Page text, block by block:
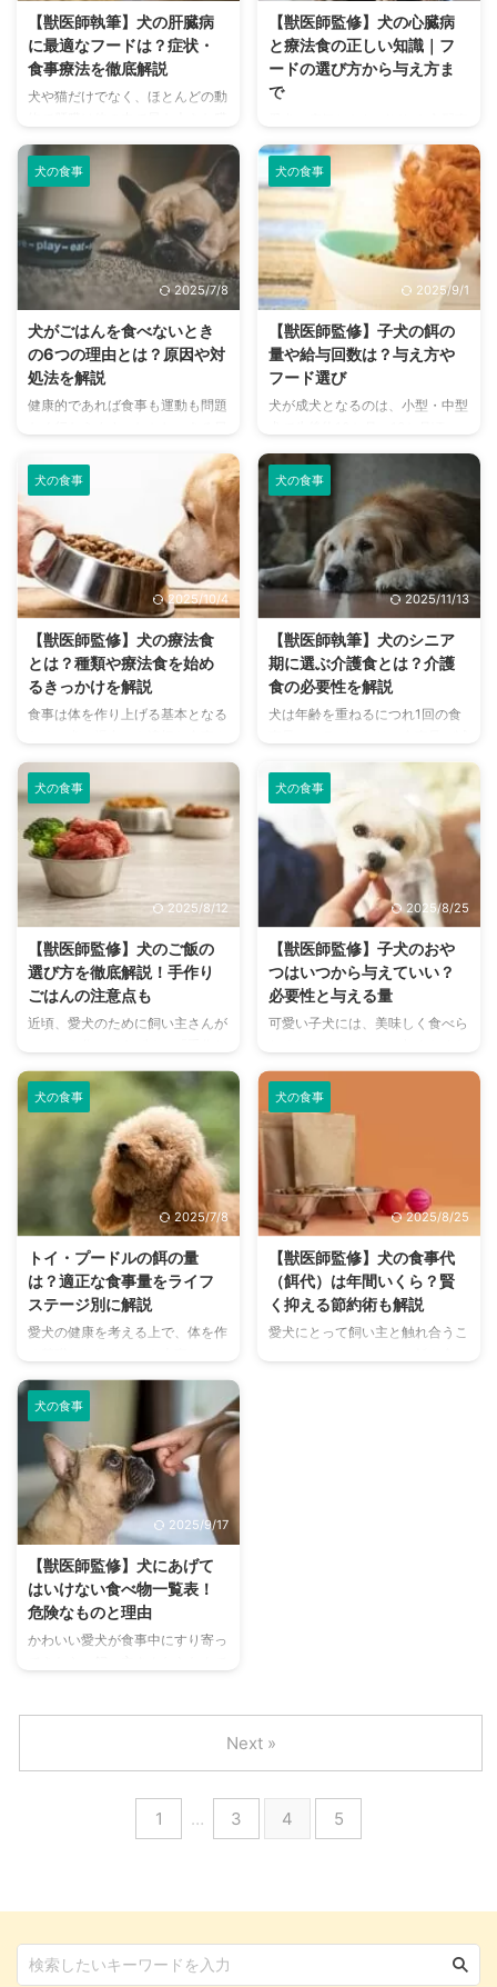
ぜひ参考にしてくださいね。 こ
の記事の結論 子犬がごはんを食
べない理由は「フードが合わな
い、ストレスを抱えている」など
さまざま 病気やケガが原因で食
痢などの症状があれば動物病院へ
...
軽減するための食事療法として腎
臓病用の療法食は治療の大きな柱
のひとつです。 今回はそんな犬
の腎不全の特徴や腎臓病療法食の
必要性、どんなフードがあるの
ます。 この記事の結論 犬の腎臓
...
【獣医師執筆】犬の肝臓病
に最適なフードは？症状・
食事療法を徹底解説
犬や猫だけでなく、ほとんどの動
器です。 代謝作用や解毒作用な
ど生きていく上で欠かすことので
きない、さまざまな機能を担って
いるとても重要な臓器です。 一
方で肝臓は“沈黙の臓器”とも呼ば
れ、肝臓の60％程度が障害を受
けて初めて症状が現れることもあ
ります。 そこで今回は、肝臓の
働きから病気、具体的な栄養管理
まで詳しくお話ししたいと思いま
す。 この記事の結論 肝臓には代
謝作用や解毒作用などの働きがあ
り、とても重要な臓器である 肝
【獣医師監修】犬の心臓病
と療法食の正しい知識｜フ
ードの選び方から与え方ま
で
のひとつですが、中でも特に注意
したい心臓の病気です。 人の場
合にも重い病気になりやすく、そ
の病気が心臓にある、というだけ
で不安度は高まってしまうもので
す。 だからこそ、犬にとっての
心臓病がどういったものなのか、
必要な療法食とまとめてご紹介し
ます。 獣医師執筆の下、詳しい
犬の心臓病・心臓病食について、
理解していきましょう。 この記
事の結論 犬に起こる心臓病とは
大きく分けて2つあり、先天性と
後天性に分けられる 僧帽弁とい
う弁に異常が起こり、逆流する僧
帽弁閉鎖不全症は多く見られる病
...
犬の食事
2025/7/8
犬がごはんを食べないとき
の6つの理由とは？原因や対
処法を解説
健康的であれば食事も運動も問題
突然「愛犬がごはんを食べてくれ
ない」ということもあるでしょ
う。 病気やストレスなどさまざ
まな原因が考えられますが、まず
は理由を知ることが大切。 理由
を知ったうえで迅速に対応するこ
とが、仮に病気だった場合には早
期発見早期治療に繋がります。
私たちの大切な家族である愛犬
は、人間の言葉を話せません。
小さなサインも見落とさないよう
にして、愛犬の健康と元気をしっ
かりと守ってあげましょう。 こ
理由はひとつではなく、複数重な
るこ ...
犬の食事
2025/9/1
【獣医師監修】子犬の餌の
量や給与回数は？与え方や
フード選び
犬が成犬となるのは、小型・中型
大型は生後約18か月～24か月頃
とされています。 なお、動物の
愛護及び管理に関する法律・第
22条5には、生後56日を経ない子
犬や子猫の販売を禁じる、世に言
う「8週齢規制」が定められてい
ます。 ということは、ペットシ
ョップや専門のブリーダーからお
迎えした子犬は生後およそ2か月
以降ということです。 体型や運
動量も日々変化する成長期ですか
ら、何をどれくらい食べさせたら
良いか迷うこともあるでしょう。
と、子犬に必要な食事量 ...
犬の食事
2025/10/4
【獣医師監修】犬の療法食
とは？種類や療法食を始め
るきっかけを解説
食事は体を作り上げる基本となる
そのため、体の状態に合わせて適
切なドッグフードを選ぶことが、
愛犬の健康をサポートする上でと
ても大事になってきます。 総合
栄養食と言われる一般的なドッグ
フードとは異なり、獣医師の指示
の下で処方される療法食。 若い
「犬の療法食」について、この記
事ではご紹介しています。 この
記事の結論 療法食は特定の病気
や健康上の問題を抱える子に対し
で選択する食事 療法食を個人の
...
犬の食事
2025/11/13
【獣医師執筆】犬のシニア
期に選ぶ介護食とは？介護
食の必要性を解説
犬は年齢を重ねるにつれ1回の食
す。 少しでも気になった場合は
何かしらの病気が原因となってい
る可能性があるので、一度獣医師
に相談してみることをおすすめし
ます。 獣医師に診てもらった上
で病気がなくても、愛犬の食事量
の変化が気になっている飼い主さ
ん。 食事は長く健康でいるため
には非常に重要です。愛犬がスト
レスなく十分な食事と栄養を摂れ
るような豆知識と工夫をご紹介し
とともに噛む力の低下や消化機能
...
犬の食事
2025/8/12
【獣医師監修】犬のご飯の
選び方を徹底解説！手作り
ごはんの注意点も
近頃、愛犬のために飼い主さんが
ごはん」が注目される機会も増え
てきました。 手作りの方が「新
鮮」「無添加」「ヘルシー」「安
心」「美味しそう」「温かい」と
いうイメージがあるからでしょう
か。 茶色いドライフードより、
いわゆる「手作りごはん」の方が
見た目も良く、SNSでの投稿も増
作りごはん」について、獣医師目
線でお話をさせていただきます。
この記事の結論 愛犬のごはんを
手作りする場合、総合栄養食と同
しい バランスの整った栄養 ...
犬の食事
2025/8/25
【獣医師監修】子犬のおや
つはいつから与えていい？
必要性と与える量
可愛い子犬には、美味しく食べら
ってしまいますよね。 でも、子
犬期は食事が特に大切。食べたそ
うにしていても、いつから与えて
いいのか悩むところ。おやつは犬
の嗜好品としてだけでなく、コミ
ュニケーションを築いたり、しつ
けにも使える便利アイテムです。
ただし、可愛いからといって与え
て、管理することが大切です。
一体いつからあげて良いのか？タ
イミングや回数、注意すべきポイ
ントなどを見ていきましょう。お
犬の食事
2025/7/8
トイ・プードルの餌の量
は？適正な食事量をライフ
ステージ別に解説
愛犬の健康を考える上で、体を作
ともいえる、食事の量。 ドッグ
フードのパッケージには目安とな
る量が記載されているものの、
「体重」と「食事量」だけ、とい
ったこともありますよね。 もち
ろんこれが食事量を考える際の基
本となりますが、他にも考慮すべ
きポイントがあります。 その中
でも今回は、トイ・プードルの場
合に絞り、適正な食事量を確認し
ていきましょう。 この記事の結
論 トイ・プードルに限らず、犬
の食事量はライフスタージによっ
犬の食事
2025/8/25
【獣医師監修】犬の食事代
（餌代）は年間いくら？賢
く抑える節約術も解説
愛犬にとって飼い主と触れ合うこ
犬の食事
2025/9/17
【獣医師監修】犬にあげて
はいけない食べ物一覧表！
危険なものと理由
かわいい愛犬が食事中にすり寄っ
犬の興味を引いてしまいます。
その結果、意図せず食べてはいけ
ないものを食べてしまうこともあ
ります。ついつい、これなら大丈
危険なのか、要チェックしておき
1 … 3 4 5
Next »